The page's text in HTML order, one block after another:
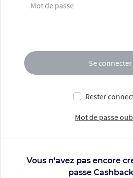
Mot de passe
Se connecter
Rester
Mot de passe
Vous n'avez pas encore
passe Cashback